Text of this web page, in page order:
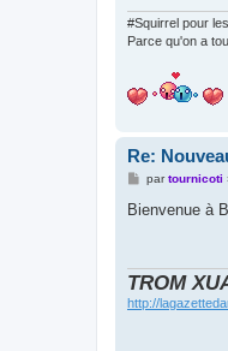
#Squirrel pour
Parce qu'on a
Re:
M
s
partournicoti
Bienvenue à
TROM
http://